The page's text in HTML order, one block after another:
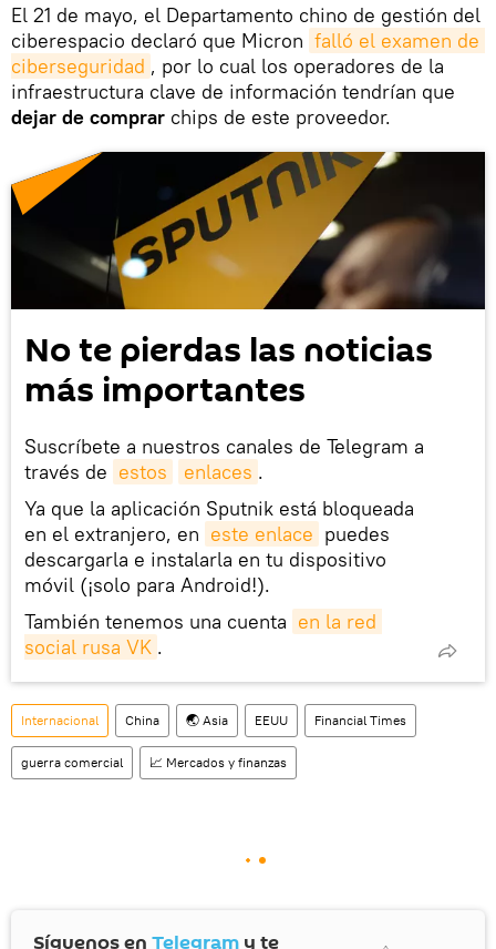
El 21 de mayo, el Departamento chino de gestión del
ciberespacio declaró que Micron falló el examen de
ciberseguridad , por lo cual los operadores de la
infraestructura clave de información tendrían que
dejar de comprar chips de este proveedor.
No te pierdas las noticias
más importantes
Suscríbete a nuestros canales de Telegram a
través de estos enlaces .
Ya que la aplicación Sputnik está bloqueada
en el extranjero, en este enlace puedes
descargarla e instalarla en tu dispositivo
móvil (¡solo para Android!).
También tenemos una cuenta en la red
social rusa VK .
Internacional China 🌏 Asia EEUU Financial Times
guerra comercial 📈 Mercados y finanzas
Síguenos en Telegram y te